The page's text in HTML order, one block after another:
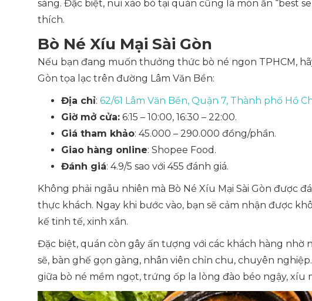
sáng. Đặc biệt, nui xào bò tại quán cũng là món ăn “best
thích.
Bò Né Xíu Mại Sài Gòn
Nếu bạn đang muốn thưởng thức bò né ngon TPHCM,
Gòn tọa lạc trên đường Lâm Văn Bền:
Địa chỉ: 62/61 Lâm Văn Bền, Quận 7, Thành phố Hồ
Giờ mở cửa: 6:15 – 10:00, 16:30 – 22:00.
Giá tham khảo: 45.000 – 290.000 đồng/phần.
Giao hàng online: Shopee Food.
Đánh giá: 4.9/5 sao với 455 đánh giá.
Không phải ngẫu nhiên mà Bò Né Xíu Mại Sài Gòn được
thực khách. Ngay khi bước vào, bạn sẽ cảm nhận được
kế tinh tế, xinh xắn.
Đặc biệt, quán còn gây ấn tượng với các khách hàng nhờ
sẽ, bàn ghế gọn gàng, nhân viên chỉn chu, chuyên
giữa bò né mềm ngọt, trứng ốp la lòng đào béo ngậy, xíu